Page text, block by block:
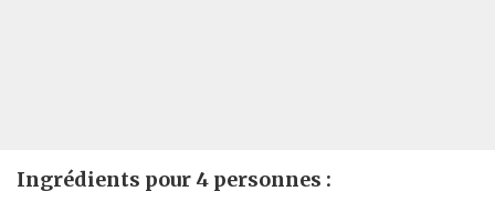
Ingrédients pour 4 personnes :